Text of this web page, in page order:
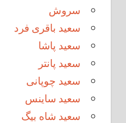
سروش
سعید باقری فرد
سعید پاشا
سعید پانتر
سعید چوپانی
سعید ساینس
سعید شاه بیگ